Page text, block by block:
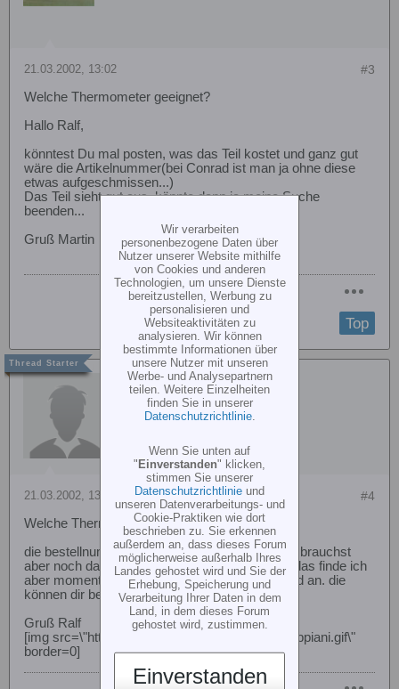
#3
21.03.2002, 13:02
Welche Thermometer geeignet?
Hallo Ralf,
könntest Du mal posten, was das Teil kostet und ganz gut
wäre die Artikelnummer(bei Conrad ist man ja ohne diese
etwas aufgeschmissen...)
Das Teil sieht gut aus, könnte dann ja meine Suche
beenden...
Gruß Martin
Top
Ralf Dreyer
#4
21.03.2002, 13:37
Welche Thermometer geeignet?
die bestellnummer der platine lautet:186813. du brauchst
aber noch das display dazu und das gehäuse. das finde ich
aber momentan nicht. ruf einfach mal bei conrad an. die
können dir bestimmt weiterhelfen.
Gruß Ralf
[img src=\"http://home.t-online.de/home/r.3er/rappiani.gif\"
border=0]
Wir verarbeiten
personenbezogene Daten über
Nutzer unserer Website mithilfe
von Cookies und anderen
Technologien, um unsere Dienste
bereitzustellen, Werbung zu
personalisieren und
Websiteaktivitäten zu
analysieren. Wir können
bestimmte Informationen über
unsere Nutzer mit unseren
Werbe- und Analysepartnern
teilen. Weitere Einzelheiten
finden Sie in unserer
Datenschutzrichtlinie.
Wenn Sie unten auf
" Einverstanden" klicken,
stimmen Sie unserer
Datenschutzrichtlinie und
unseren Datenverarbeitungs- und
Cookie-Praktiken wie dort
beschrieben zu. Sie erkennen
außerdem an, dass dieses Forum
möglicherweise außerhalb Ihres
Landes gehostet wird und Sie der
Erhebung, Speicherung und
Verarbeitung Ihrer Daten in dem
Land, in dem dieses Forum
gehostet wird, zustimmen.
Einverstanden